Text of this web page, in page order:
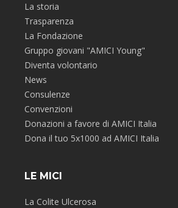
La storia
Trasparenza
La Fondazione
Gruppo giovani "AMICI Young"
Diventa volontario
News
Consulenze
Convenzioni
Donazioni a favore di AMICI Italia
Dona il tuo 5x1000 ad AMICI Italia
LE MICI
La Colite Ulcerosa